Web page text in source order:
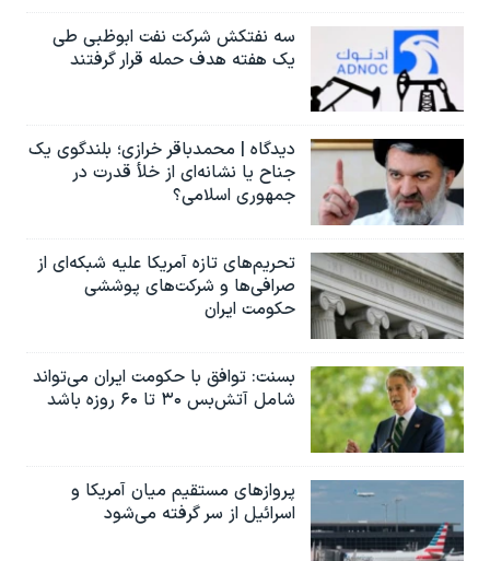
اسرائیل در جنگ
نرگس محمدی برنده جایزه نوبل صلح
همایش محافظه‌کاران آمریکا «سی‌پک»
صفحه‌های ویژه
سفر پرزیدنت ترامپ به چین
سه نفتکش شرکت نفت ابوظبی طی
یک هفته هدف حمله قرار گرفتند
دیدگاه | محمدباقر خرازی؛ بلندگوی یک
جناح یا نشانه‌ای از خلأ قدرت در
جمهوری اسلامی؟
تحریم‌های تازه آمریکا علیه شبکه‌ای از
صرافی‌ها و شرکت‌های پوششی
حکومت ایران
بسنت: توافق با حکومت ایران می‌تواند
شامل آتش‌بس ۳۰ تا ۶۰ روزه باشد
پروازهای مستقیم میان آمریکا و
اسرائیل از سر گرفته می‌شود